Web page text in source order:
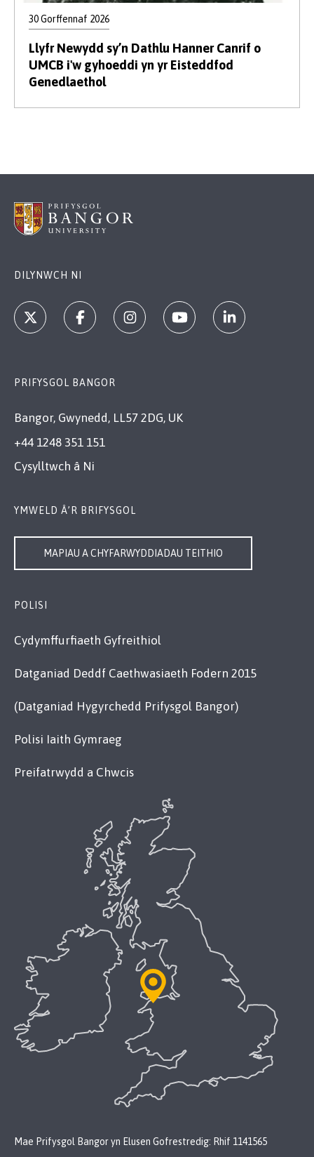
30 Gorffennaf 2026
Llyfr Newydd sy’n Dathlu Hanner Canrif o
UMCB i'w gyhoeddi yn yr Eisteddfod
Genedlaethol
DILYNWCH NI
PRIFYSGOL BANGOR
Bangor, Gwynedd, LL57 2DG, UK
+44 1248 351 151
Cysylltwch â Ni
YMWELD Â’R BRIFYSGOL
MAPIAU A CHYFARWYDDIADAU TEITHIO
POLISI
Cydymffurfiaeth Gyfreithiol
Datganiad Deddf Caethwasiaeth Fodern 2015
(Datganiad Hygyrchedd Prifysgol Bangor)
Polisi Iaith Gymraeg
Preifatrwydd a Chwcis
Mae Prifysgol Bangor yn Elusen Gofrestredig: Rhif 1141565